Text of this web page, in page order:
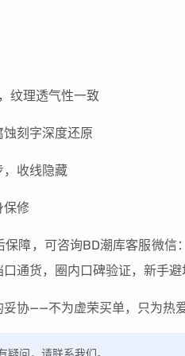
纹理透气性一致
刻字深度还原
，收线隐藏
保修
障，可咨询BD潮库客服微信
通货，圈内口碑验证，新手避
协——不为虚荣买单，只为热爱